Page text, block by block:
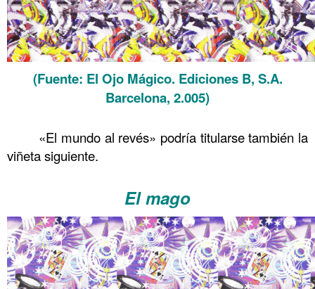
(Fuente: El Ojo Mágico. Ediciones B, S.A.
Barcelona, 2.005)
«El mundo al revés» podría titularse también la
viñeta siguiente.
El mago